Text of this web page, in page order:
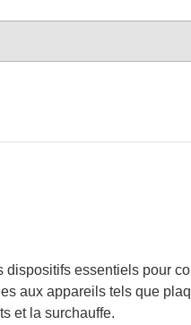
essentiels pour
aux appareils tels que
et la surchauffe.